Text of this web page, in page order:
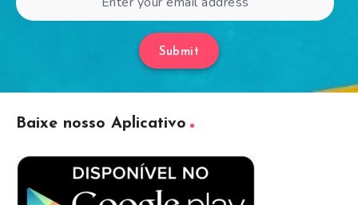
Submit
Baixe nosso Aplicativo